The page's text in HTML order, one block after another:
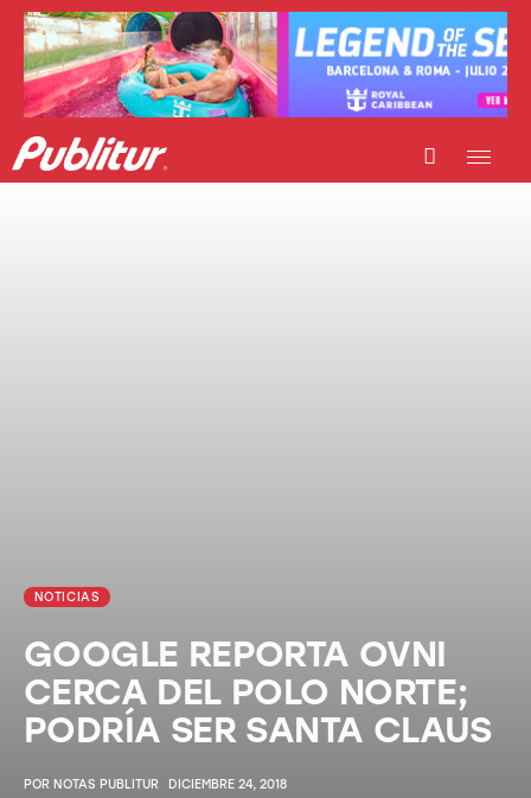
INICIO
INDUSTRIA TURÍSTICA
DESTINOS
NOTICIAS
GOOGLE REPORTA OVNI
CERCA DEL POLO NORTE;
PODRÍA SER SANTA CLAUS
POR NOTAS PUBLITUR DICIEMBRE 24, 2018